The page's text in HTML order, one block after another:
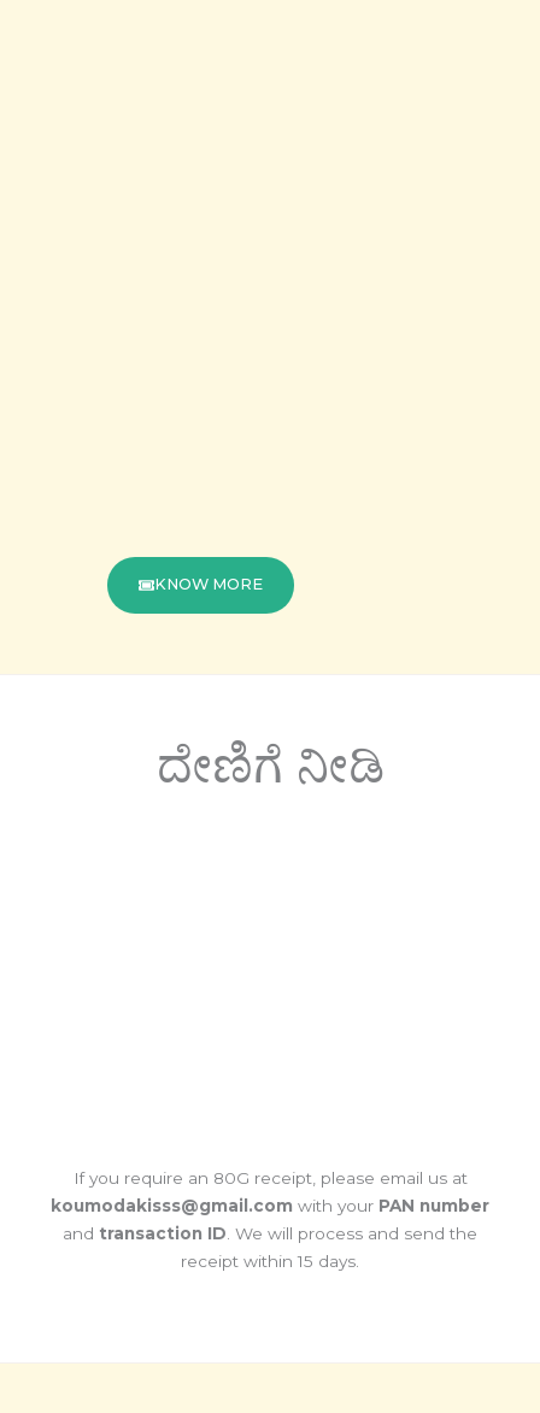
KNOW MORE
ದೇಣಿಗೆ ನೀಡಿ
If you require an 80G receipt, please email us at
koumodakisss@gmail.com with your PAN number
and transaction ID. We will process and send the
receipt within 15 days.